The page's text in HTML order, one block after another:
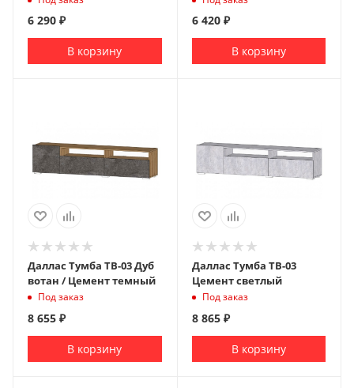
6 290 ₽
В корзину
6 420₽
В корзину
Даллас Тумба ТВ-03 Дуб
вотан / Цемент темный
Под заказ
8 655 ₽
В корзину
Даллас Тумба ТВ-03
Цемент светлый
Под заказ
8 865₽
В корзину